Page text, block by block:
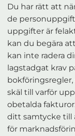
Du har rätt att
de
uppgifter är
kan du begära
kan inte radera
lagstadgat krav
skäl till varför
obetalda
ditt samtycke till
för